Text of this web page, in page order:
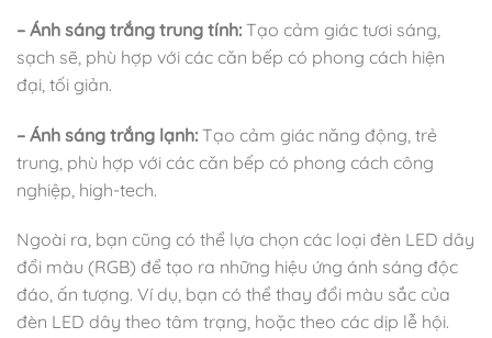
– Ánh sáng trắng trung tính: Tạo cảm giác tươi sáng,
sạch sẽ, phù hợp với các căn bếp có phong cách hiện
đại, tối giản.
– Ánh sáng trắng lạnh: Tạo cảm giác năng động, trẻ
trung, phù hợp với các căn bếp có phong cách công
nghiệp, high-tech.
Ngoài ra, bạn cũng có thể lựa chọn các loại đèn LED dây
đổi màu (RGB) để tạo ra những hiệu ứng ánh sáng độc
đáo, ấn tượng. Ví dụ, bạn có thể thay đổi màu sắc của
đèn LED dây theo tâm trạng, hoặc theo các dịp lễ hội.